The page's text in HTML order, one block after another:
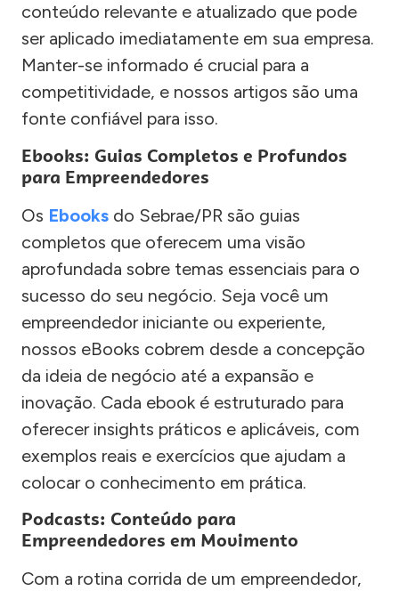
conteúdo relevante e atualizado que pode
ser aplicado imediatamente em sua empresa.
Manter-se informado é crucial para a
competitividade, e nossos artigos são uma
fonte confiável para isso.
Ebooks: Guias Completos e Profundos
para Empreendedores
Os Ebooks do Sebrae/PR são guias
completos que oferecem uma visão
aprofundada sobre temas essenciais para o
sucesso do seu negócio. Seja você um
empreendedor iniciante ou experiente,
nossos eBooks cobrem desde a concepção
da ideia de negócio até a expansão e
inovação. Cada ebook é estruturado para
oferecer insights práticos e aplicáveis, com
exemplos reais e exercícios que ajudam a
colocar o conhecimento em prática.
Podcasts: Conteúdo para
Empreendedores em Movimento
Com a rotina corrida de um empreendedor,